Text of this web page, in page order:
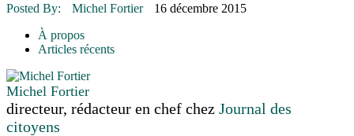
16 juillet 2026 | CULTURE
16 juillet 2026
16 juillet 2026
16 juillet 2026 |
Posted By: Michel Fortier
16 décembre 2015
À propos
Articles récents
Michel Fortier
directeur, rédacteur en chef chez Journal des
citoyens